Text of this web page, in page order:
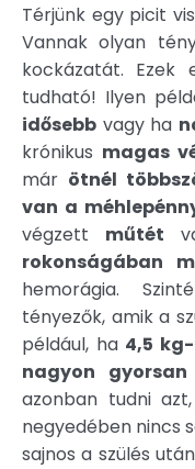
Térjünk egy picit
Vannak olyan
kockázatát.
tudható! Ilyen
idősebb vagy ha
krónikus magas
már ötnél
van a
végzett műtét
rokonságában
hemorágia.
tényezők, amik a
például, ha 4,5
nagyon
azonban tudni
negyedében nincs
sajnos a szülés